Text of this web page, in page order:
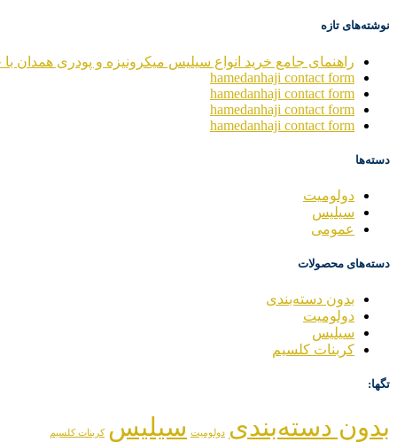
نوشته‌های تازه
راهنمای جامع خرید انواع سیلیس میکرونیزه و پودری همدان با
hamedanhaji contact form
hamedanhaji contact form
hamedanhaji contact form
hamedanhaji contact form
دسته‌ها
دولومیت
سیلیس
عمومی
دسته‌های محصولات
بدون دسته‌بندی
دولومیت
سیلیس
کربنات کلسیم
تگها:
بدون دسته‌بندی دولومیت سیلیس کربنات کلسیم